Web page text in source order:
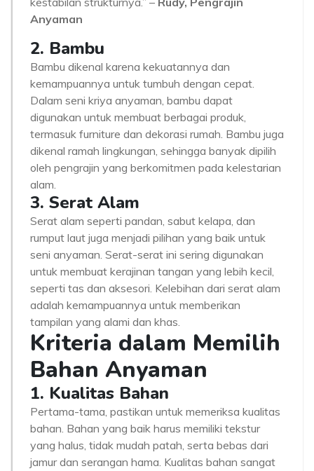
Anyaman
2. Bambu
Bambu dikenal karena kekuatannya dan
kemampuannya untuk tumbuh dengan cepat.
Dalam seni kriya anyaman, bambu dapat
digunakan untuk membuat berbagai produk,
termasuk furniture dan dekorasi rumah. Bambu juga
dikenal ramah lingkungan, sehingga banyak dipilih
oleh pengrajin yang berkomitmen pada kelestarian
alam.
3. Serat Alam
Serat alam seperti pandan, sabut kelapa, dan
rumput laut juga menjadi pilihan yang baik untuk
seni anyaman. Serat-serat ini sering digunakan
untuk membuat kerajinan tangan yang lebih kecil,
seperti tas dan aksesori. Kelebihan dari serat alam
adalah kemampuannya untuk memberikan
tampilan yang alami dan khas.
Kriteria dalam Memilih
Bahan Anyaman
1. Kualitas Bahan
Pertama-tama, pastikan untuk memeriksa kualitas
bahan. Bahan yang baik harus memiliki tekstur
yang halus, tidak mudah patah, serta bebas dari
jamur dan serangan hama. Kualitas bahan sangat